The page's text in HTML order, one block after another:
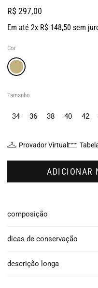
R$ 297,00
Em até 2x R$ 148,50 sem
Cor
Tamanho
34 36 38 40 42
Provador Virtual
ADICIONAR
composição
dicas de conservação
descrição longa